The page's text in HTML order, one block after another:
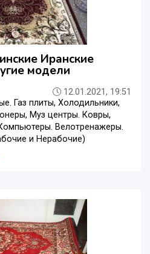
Иранские
модели
12.01.2021, 19:51
Газ плиты, Холодильники,
Муз центры. Ковры,
Велотренажеры.
и Нерабочие)